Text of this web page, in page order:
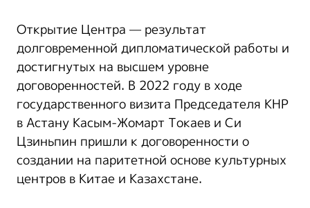
Открытие Центра — результат
долговременной дипломатической работы и
достигнутых на высшем уровне
договоренностей. В 2022 году в ходе
государственного визита Председателя КНР
в Астану Касым-Жомарт Токаев и Си
Цзиньпин пришли к договоренности о
создании на паритетной основе культурных
центров в Китае и Казахстане.